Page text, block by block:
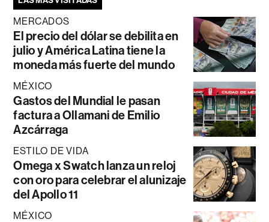
MERCADOS
El precio del dólar se debilita en
julio y América Latina tiene la
moneda más fuerte del mundo
MÉXICO
Gastos del Mundial le pasan
factura a Ollamani de Emilio
Azcárraga
ESTILO DE VIDA
Omega x Swatch lanza un reloj
con oro para celebrar el alunizaje
del Apollo 11
MÉXICO